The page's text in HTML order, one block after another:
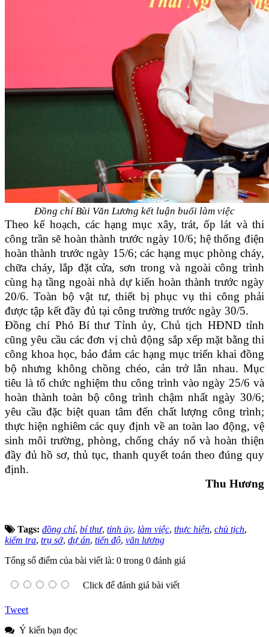
Đồng chí Bùi Văn Lương kết luận buổi làm việc
Theo kế hoạch, các hạng mục xây, trát, ốp lát và thi
công trần sẽ hoàn thành trước ngày 10/6; hệ thống điện
hoàn thành trước ngày 15/6; các hạng mục phòng cháy,
chữa cháy, lắp đặt cửa, sơn trong và ngoài công trình
cùng hạ tầng ngoài nhà dự kiến hoàn thành trước ngày
20/6. Toàn bộ vật tư, thiết bị phục vụ thi công phải
được tập kết đầy đủ tại công trường trước ngày 30/5.
Đồng chí Phó Bí thư Tỉnh ủy, Chủ tịch HĐND tỉnh
cũng yêu cầu các đơn vị chủ động sắp xếp mặt bằng thi
công khoa học, bảo đảm các hạng mục triển khai đồng
bộ nhưng không chồng chéo, cản trở lẫn nhau. Mục
tiêu là tổ chức nghiệm thu công trình vào ngày 25/6 và
hoàn thành toàn bộ công trình chậm nhất ngày 30/6;
yêu cầu đặc biệt quan tâm đến chất lượng công trình;
thực hiện nghiêm các quy định về an toàn lao động, vệ
sinh môi trường, phòng, chống cháy nổ và hoàn thiện
đầy đủ hồ sơ, thủ tục, thanh quyết toán theo đúng quy
định.
Thu Hương
Tags: đồng chí, bí thư, tỉnh ủy, làm việc, thực hiện, chủ tịch,
kiểm tra, trụ sở, dự án, tiến độ, văn lương
Tổng số điểm của bài viết là: 0 trong 0 đánh giá
Click để đánh giá bài viết
Tweet
Ý kiến bạn đọc